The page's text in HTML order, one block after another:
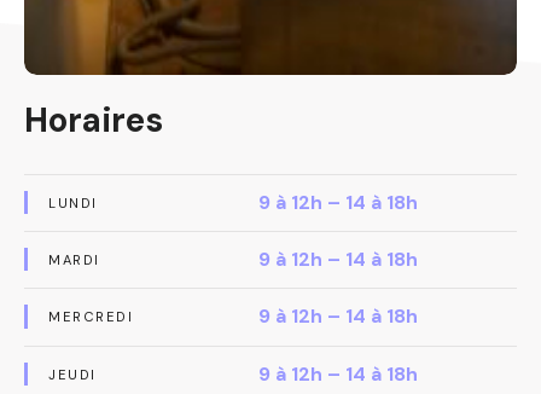
Horaires
LUNDI 9 à 12h – 14 à 18h
MARDI 9 à 12h – 14 à 18h
MERCREDI 9 à 12h – 14 à 18h
JEUDI 9 à 12h – 14 à 18h